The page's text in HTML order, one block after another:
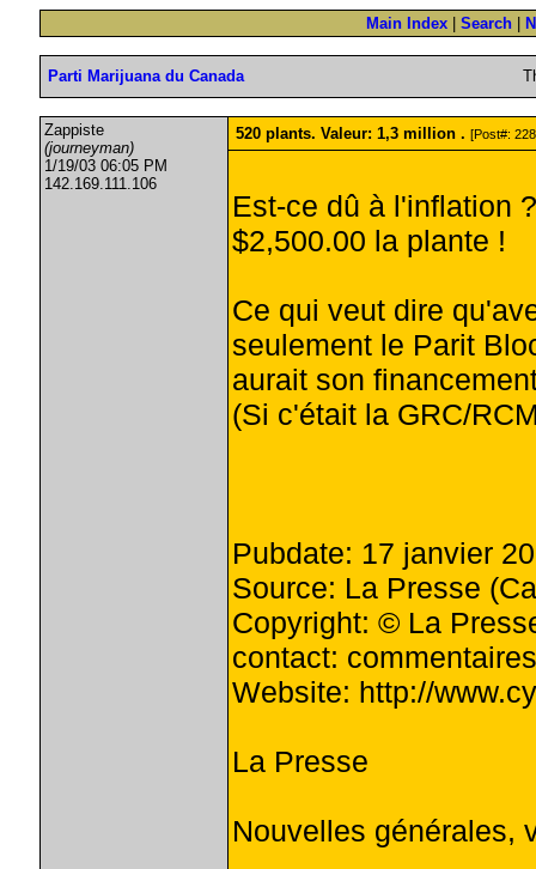
Main Index Search
Parti Marijuana du Canada
Zappiste
(journeyman)
1/19/03 06:05 PM
142.169.111.106
520 plants. Valeur: 1,3 million . [Post#:
Est-ce dû à l'inflation ?
$2,500.00 la plante !
Ce qui veut dire
seulement le Parit
aurait son
(Si c'était la GRC/
Pubdate: 17 janvier
Source: La Presse
Copyright: © La
contact:
Website: http://
La Presse
Nouvelles générales,